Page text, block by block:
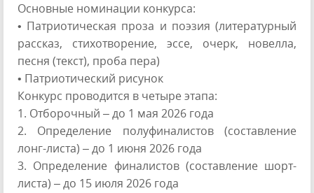
Основные номинации конкурса:
• Патриотическая проза и поэзия (литературный
рассказ, стихотворение, эссе, очерк, новелла,
песня (текст), проба пера)
• Патриотический рисунок
Конкурс проводится в четыре этапа:
1. Отборочный – до 1 мая 2026 года
2. Определение полуфиналистов (составление
лонг-листа) – до 1 июня 2026 года
3. Определение финалистов (составление шорт-
листа) – до 15 июля 2026 года